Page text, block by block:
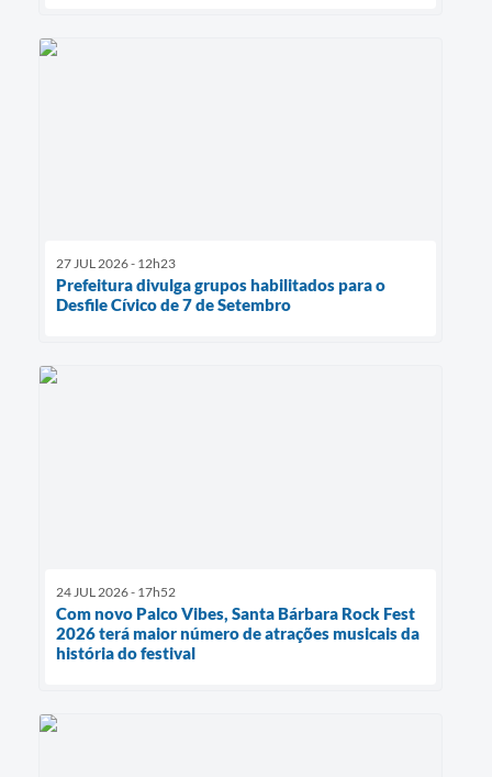
27 JUL 2026 - 12h23
Prefeitura divulga grupos habilitados para o
Desfile Cívico de 7 de Setembro
24 JUL 2026 - 17h52
Com novo Palco Vibes, Santa Bárbara Rock Fest
2026 terá maior número de atrações musicais da
história do festival